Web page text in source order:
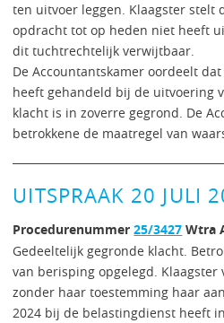
ten uitvoer leggen. Klaagster stelt
opdracht tot op heden niet heeft
dit tuchtrechtelijk verwijtbaar.
De Accountantskamer oordeelt
heeft gehandeld bij de uitvoering
klacht is in zoverre gegrond. De
betrokkene de maatregel van
UITSPRAAK 20 JULI
Procedurenummer25/3427 Wtra
Gedeeltelijk gegronde klacht.
van berisping opgelegd.
zonder haar toestemming haar
2024 bij de belastingdienst heeft